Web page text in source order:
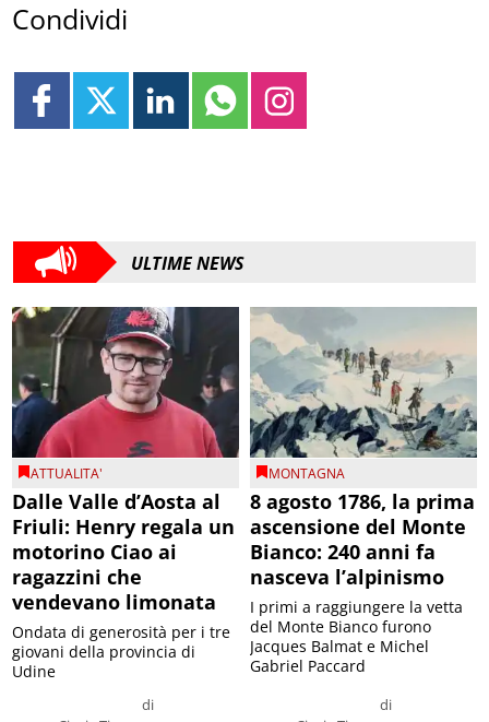
Condividi
ATTUALITA'
Dalle Valle d’Aosta al
Friuli: Henry regala un
motorino Ciao ai
ragazzini che
vendevano limonata
Cinzia Timpano
Ondata di generosità per i tre
giovani della provincia di
Udine
MONTAGNA
8 agosto 1786, la prima
ascensione del Monte
Bianco: 240 anni fa
nasceva l’alpinismo
Cinzia Timpano
I primi a raggiungere la vetta
del Monte Bianco furono
Jacques Balmat e Michel
Gabriel Paccard